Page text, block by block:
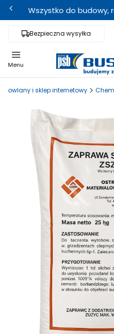
Wszystko do budowy,
Bezpieczna wysyłka
Menu
i sklep internetowy